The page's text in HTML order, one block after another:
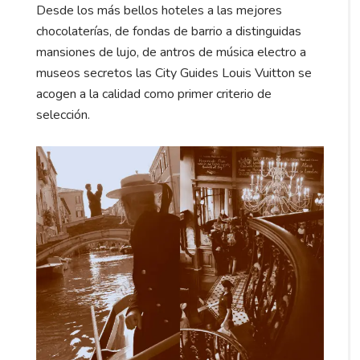
Desde los más bellos hoteles a las mejores
chocolaterías, de fondas de barrio a distinguidas
mansiones de lujo, de antros de música electro a
museos secretos las City Guides Louis Vuitton se
acogen a la calidad como primer criterio de
selección.